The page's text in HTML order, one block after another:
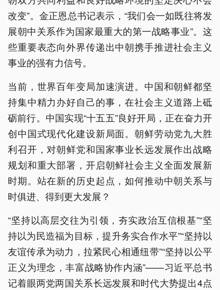
改变”。金正恩总书记表示，“我们会一如既往将发
展朝中关系作为国家最重大的第一战略事业”。这
些重要表态向外界传递出中朝携手推进社会主义
事业的强有力信号。
当前，世界百年变局加速演进。中国和朝鲜都坚
持集中精力办好自己的事，在社会主义道路上砥
砺前行。中国实现“十五五”良好开局，正在奋力开
创中国式现代化建设新局面。朝鲜劳动党九大胜
利召开，对朝鲜党和国家事业长远发展作出战略
规划和重大部署，开启朝鲜社会主义全面发展新
时期。站在新的历史起点，如何推动中朝关系与
时俱进、得到更大发展？
“坚持以高层交往为引领，夯实政治互信根基”“坚
持以为民造福为目标，提升务实合作水平”“坚持以
友谊传承为动力，拉紧民心相通纽带”“坚持以公平
正义为理念，丰富战略协作内涵”——习近平总书
记着眼两党两国关系长远发展和时代大势提出4点